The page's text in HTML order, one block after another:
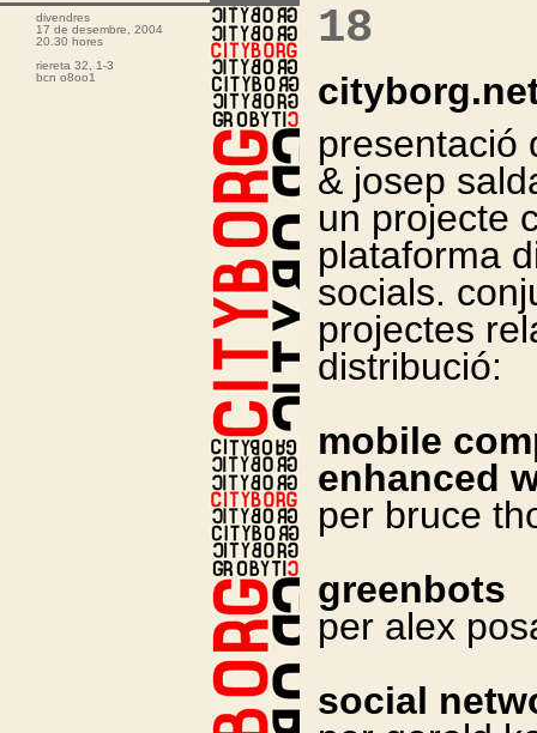
divendres
17 de desembre, 2004
20.30 hores
riereta 32, 1-3
bcn o8oo1
18
presentació
& josep
un projecte
plataforma
socials.
projectes
distribució:
mobile
enhanced
per bruce
greenbots
per alex
social